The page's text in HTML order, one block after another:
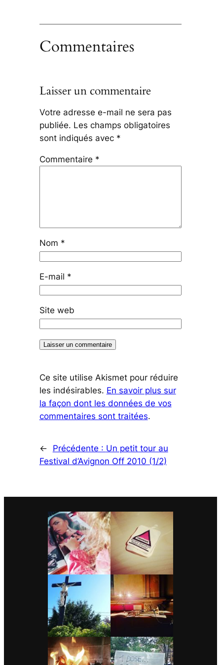
Commentaires
Laisser un commentaire
Votre adresse e-mail ne sera pas
publiée. Les champs obligatoires
sont indiqués avec *
Commentaire *
Nom *
E-mail *
Site web
Ce site utilise Akismet pour réduire
les indésirables. En savoir plus sur
la façon dont les données de vos
commentaires sont traitées.
← Précédente : Un petit tour au
Festival d’Avignon Off 2010 (1/2)